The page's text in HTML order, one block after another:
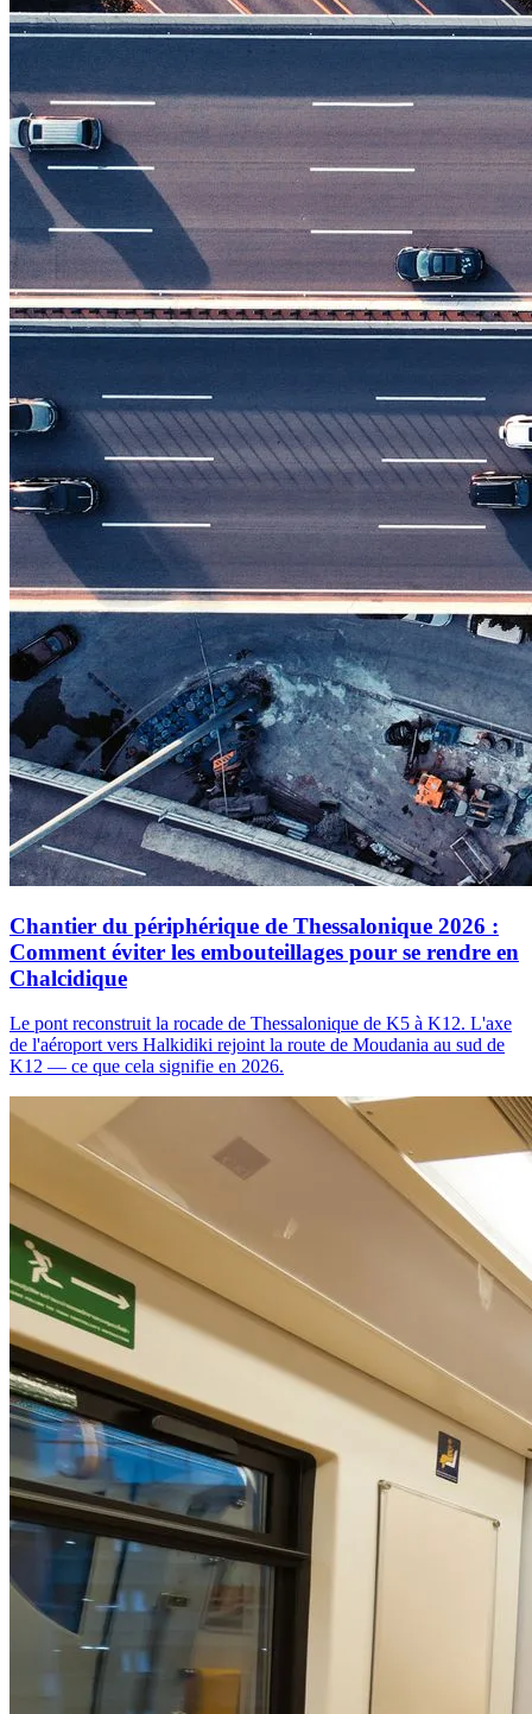
Chantier du périphérique de Thessalonique 2026 :
Comment éviter les embouteillages pour se rendre en
Chalcidique
Le pont reconstruit la rocade de Thessalonique de K5 à K12. L'axe
de l'aéroport vers Halkidiki rejoint la route de Moudania au sud de
K12 — ce que cela signifie en 2026.